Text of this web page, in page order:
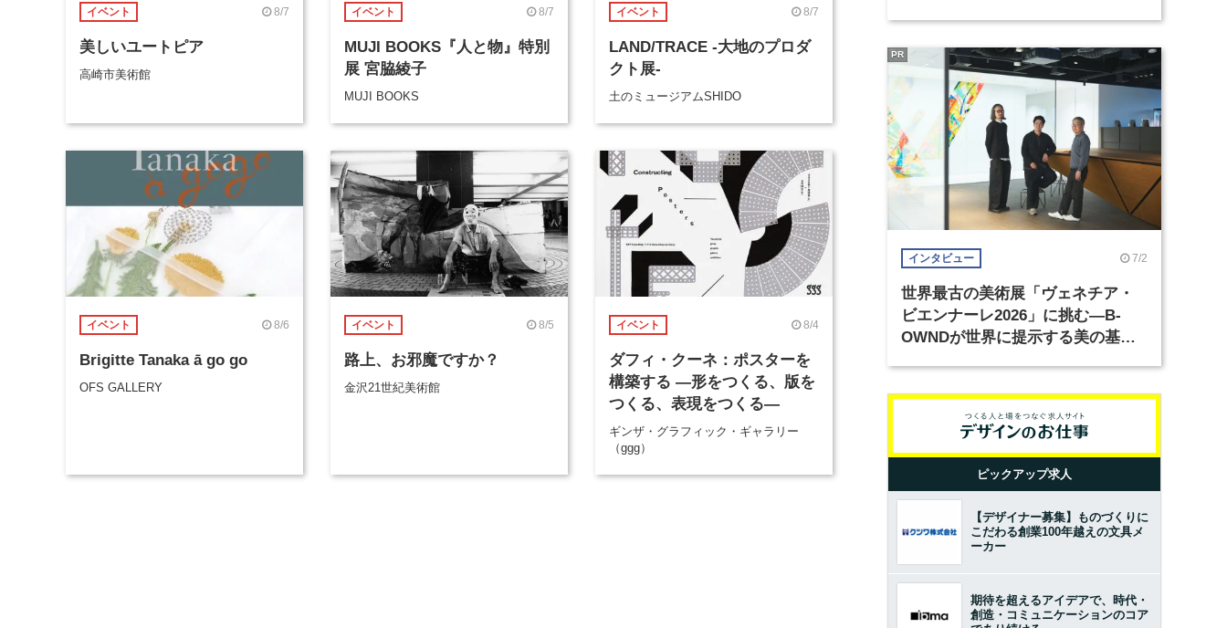
イベント 8/7
美しいユートピア
高崎市美術館
イベント 8/7
MUJI BOOKS『人と物』特別
展 宮脇綾子
MUJI BOOKS
イベント 8/7
LAND/TRACE -大地のプロダ
クト展-
土のミュージアムSHIDO
イベント 8/6
Brigitte Tanaka ā go go
OFS GALLERY
イベント 8/5
路上、お邪魔ですか？
金沢21世紀美術館
イベント 8/4
ダフィ・クーネ：ポスターを
構築する ―形をつくる、版を
つくる、表現をつくる―
ギンザ・グラフィック・ギャラリー
（ggg）
インタビュー 7/2
世界最古の美術展「ヴェネチア・
ビエンナーレ2026」に挑む―B-
OWNDが世界に提示する美の基準
PR
ピックアップ求人
【デザイナー募集】ものづくりに
こだわる創業100年越えの文具メ
ーカー
期待を超えるアイデアで、時代・
創造・コミュニケーションのコア